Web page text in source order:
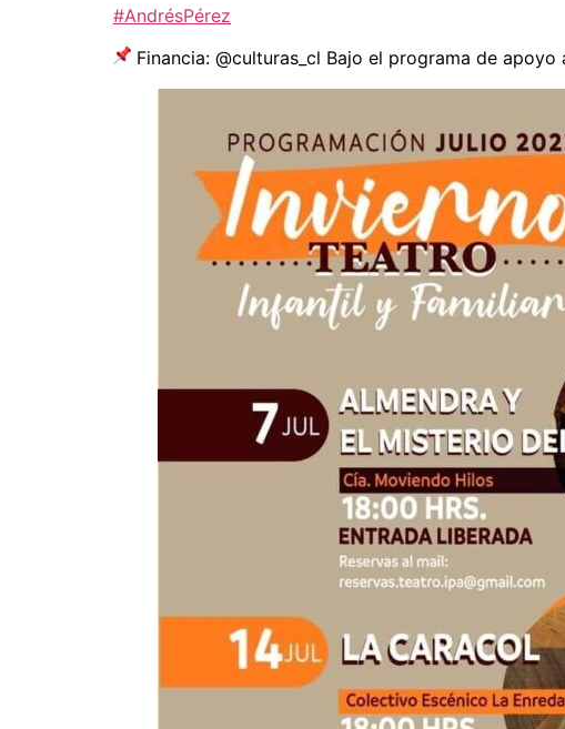
#AndrésPérez
Financia: @culturas_cl Bajo el programa de